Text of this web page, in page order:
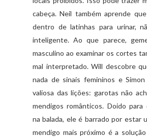
cabeça. Neil também aprende
dentro de latinhas para urinar,
inteligente. Ao que parece,
masculino ao examinar os cortes
mal interpretado. Will descobre
nada de sinais femininos e
valiosa das lições: garotas não
mendigos românticos. Doido para
na balada, ele é barrado por estar
mendigo mais próximo é a